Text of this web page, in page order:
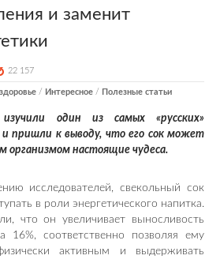
и заменит
22 157
/ Интересное / Полезные статьи
один из самых «русских»
и пришли к выводу, что его сок может
организмом настоящие чудеса.
исследователей, свекольный сок
в роли энергетического напитка.
что он увеличивает выносливость
16%, соответственно позволяя ему
активным и выдерживать